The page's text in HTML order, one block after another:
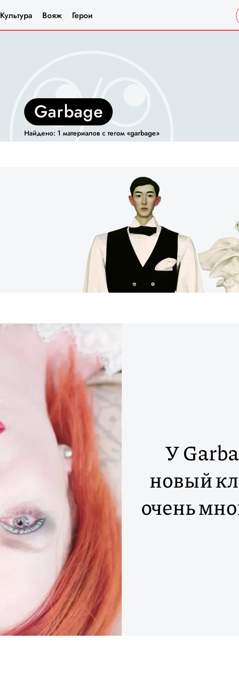
Культура Вояж Герои
garbage
Найдено: 1 материалов с тегом «garbage»
У
новый
очень